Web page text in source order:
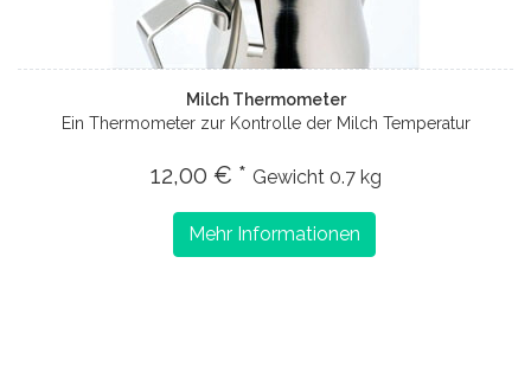
Milch Thermometer
Ein Thermometer zur Kontrolle der Milch Temperatur
12,00 € * Gewicht 0.7 kg
Mehr Informationen